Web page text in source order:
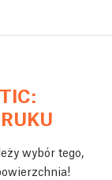
wybór tego,